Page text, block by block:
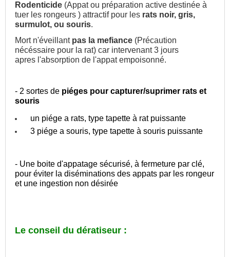
Rodenticide (Appat ou préparation active destinée à
tuer les rongeurs ) attractif pour les rats noir, gris,
surmulot, ou souris.
Mort n'éveillant pas la mefiance (Précaution
nécéssaire pour la rat) car intervenant 3 jours
apres l'absorption de l'appat empoisonné.
- 2 sortes de piéges pour capturer/suprimer rats et
souris
un piége a rats, type tapette à rat puissante
3 piége a souris, type tapette à souris puissante
- Une boite d'appatage sécurisé, à fermeture par clé,
pour éviter la diséminations des appats par les rongeur
et une ingestion non désirée
Le conseil du dératiseur :